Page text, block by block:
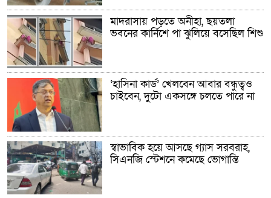
মাদরাসায় পড়তে অনীহা, ছয়তলা
ভবনের কার্নিশে পা ঝুলিয়ে বসেছিল শিশু
‘হাসিনা কার্ড’ খেলবেন আবার বন্ধুত্বও
চাইবেন, দুটো একসঙ্গে চলতে পারে না
স্বাভাবিক হয়ে আসছে গ্যাস সরবরাহ,
সিএনজি স্টেশনে কমেছে ভোগান্তি